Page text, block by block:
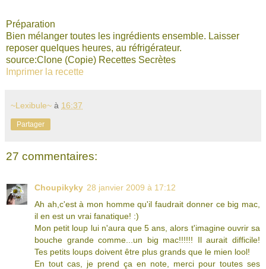
Préparation
Bien mélanger toutes les ingrédients ensemble. Laisser
reposer quelques heures, au réfrigérateur.
source:Clone (Copie) Recettes Secrètes
Imprimer la recette
~Lexibule~ à 16:37
Partager
27 commentaires:
Choupikyky 28 janvier 2009 à 17:12
Ah ah,c'est à mon homme qu'il faudrait donner ce big mac,
il en est un vrai fanatique! :)
Mon petit loup lui n'aura que 5 ans, alors t'imagine ouvrir sa
bouche grande comme...un big mac!!!!!! Il aurait difficile!
Tes petits loups doivent être plus grands que le mien lool!
En tout cas, je prend ça en note, merci pour toutes ses